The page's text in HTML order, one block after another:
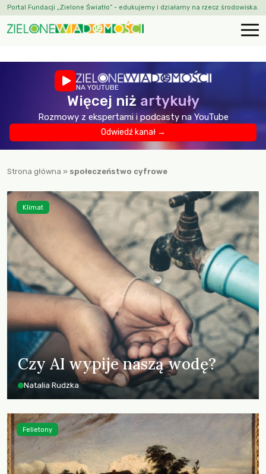
Portal Fundacji „Zielone Światło” - edukujemy i działamy na rzecz środowiska.
NA YOUTUBE
Więcej niż artykuły
Rozmowy z ekspertami i podcasty na YouTube
Odwiedź kanał →
Strona główna » społeczeństwo cyfrowe
Czy AI wypije naszą wodę?
Natalia Rudzka
Klimat
Felietony